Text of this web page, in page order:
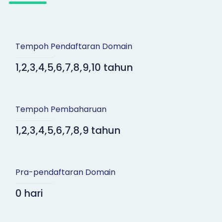
Tempoh Pendaftaran Domain
1,2,3,4,5,6,7,8,9,10 tahun
Tempoh Pembaharuan
1,2,3,4,5,6,7,8,9 tahun
Pra-pendaftaran Domain
0 hari